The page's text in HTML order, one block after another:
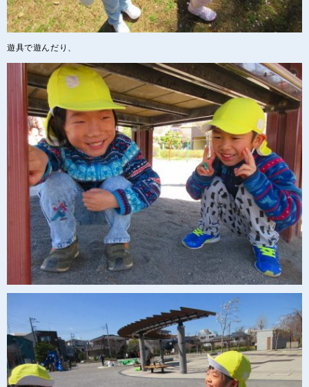
遊具で遊んだり、